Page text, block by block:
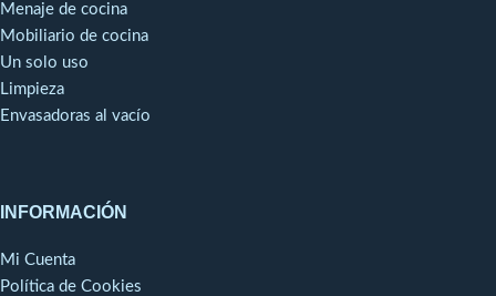
Robot-Coupe forma parte
del procedimiento
HACCP.Tubo, campana y
cuchilla en acero inoxidable
para una larga vida útil.
Menaje de cocina
Mobiliario de cocina
Un solo uso
Limpieza
Envasadoras al vacío
INFORMACIÓN
Mi Cuenta
Política de Cookies